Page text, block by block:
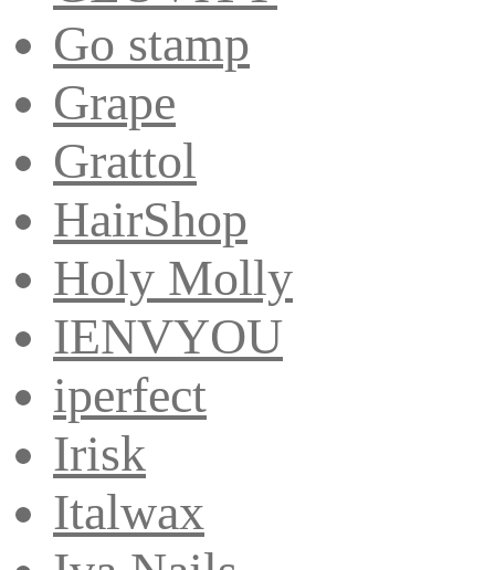
Go stamp
Grape
Grattol
HairShop
Holy Molly
IENVYOU
iperfect
Irisk
Italwax